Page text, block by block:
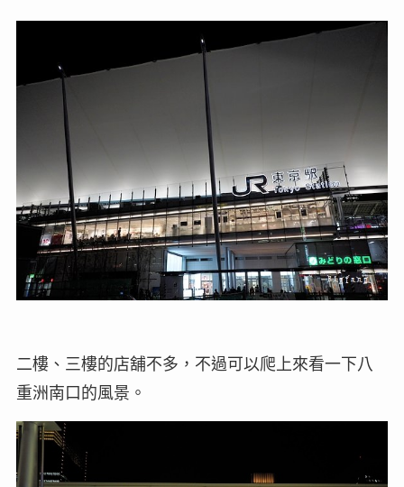
二樓、三樓的店舖不多，不過可以爬上來看一下八
重洲南口的風景。